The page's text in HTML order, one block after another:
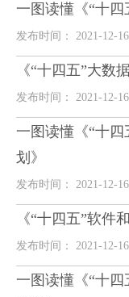
一图读懂《“十四
发布时间： 2021-12-16
《“十四五”大数
发布时间： 2021-12-16
一图读懂《“十
划》
发布时间： 2021-12-16
《“十四五”软件
发布时间： 2021-12-16
一图读懂《“十